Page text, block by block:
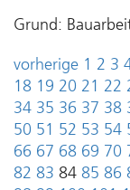
Grund:
vorherige 1 2 3
18 19 20 21 22
34 35 36 37 38
50 51 52 53 54
66 67 68 69 70
82 83 84 85 86